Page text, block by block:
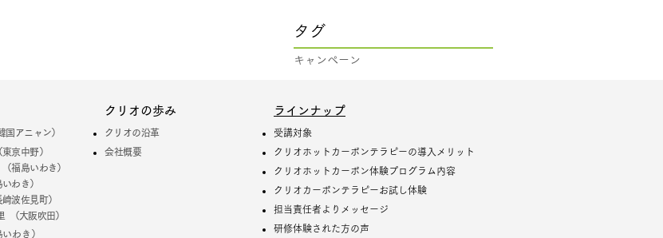
タグ
キャンペーン
アニャン）
京中野）
福島いわき）
わき）
波佐見町）
（大阪吹田）
いわき）
クリオの歩み
クリオの沿革
​会社概要
ラインナップ
受講対象
クリオホットカーボンテラピーの導入メリット
クリオホットカーボン体験プログラム内容
クリオカーボンテラピーお試し体験
担当責任者よりメッセージ
研修体験された方の声